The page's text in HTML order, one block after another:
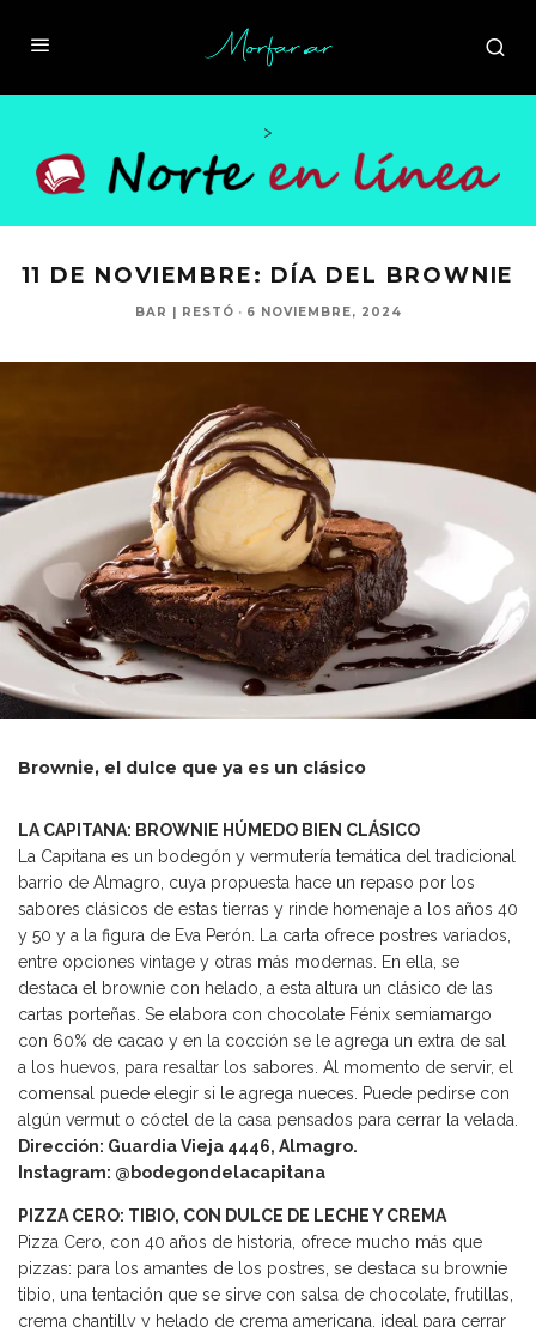
>
11 DE NOVIEMBRE: DÍA DEL BROWNIE
BAR | RESTÓ · 6 NOVIEMBRE, 2024
Brownie, el dulce que ya es un clásico
LA CAPITANA: BROWNIE HÚMEDO BIEN CLÁSICO
La Capitana es un bodegón y vermutería temática del tradicional
barrio de Almagro, cuya propuesta hace un repaso por los
sabores clásicos de estas tierras y rinde homenaje a los años 40
y 50 y a la figura de Eva Perón. La carta ofrece postres variados,
entre opciones vintage y otras más modernas. En ella, se
destaca el brownie con helado, a esta altura un clásico de las
cartas porteñas. Se elabora con chocolate Fénix semiamargo
con 60% de cacao y en la cocción se le agrega un extra de sal
a los huevos, para resaltar los sabores. Al momento de servir, el
comensal puede elegir si le agrega nueces. Puede pedirse con
algún vermut o cóctel de la casa pensados para cerrar la velada.
Dirección: Guardia Vieja 4446, Almagro.
Instagram: @bodegondelacapitana
PIZZA CERO: TIBIO, CON DULCE DE LECHE Y CREMA
Pizza Cero, con 40 años de historia, ofrece mucho más que
pizzas: para los amantes de los postres, se destaca su brownie
tibio, una tentación que se sirve con salsa de chocolate, frutillas,
crema chantilly y helado de crema americana, ideal para cerrar